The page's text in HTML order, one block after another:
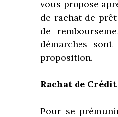
vous propose
de rachat de
de
démarches
proposition.
Rachat de
Pour se